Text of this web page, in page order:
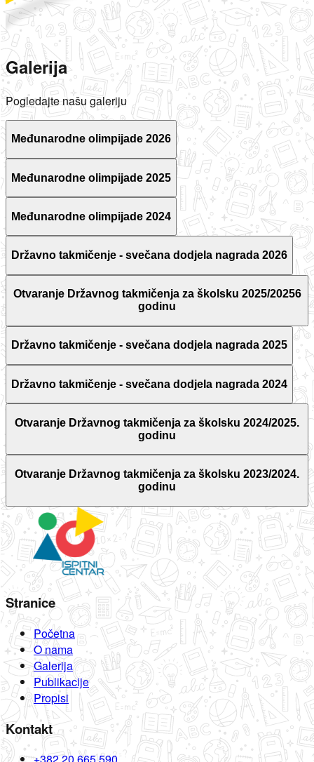
Galerija
Pogledajte našu galeriju
Međunarodne olimpijade 2026
Međunarodne olimpijade 2025
Međunarodne olimpijade 2024
Državno takmičenje - svečana dodjela nagrada 2026
Otvaranje Državnog takmičenja za školsku 2025/20256
godinu
Državno takmičenje - svečana dodjela nagrada 2025
Državno takmičenje - svečana dodjela nagrada 2024
Otvaranje Državnog takmičenja za školsku 2024/2025.
godinu
Otvaranje Državnog takmičenja za školsku 2023/2024.
godinu
Stranice
Početna
O nama
Galerija
Publikacije
Propisi
Kontakt